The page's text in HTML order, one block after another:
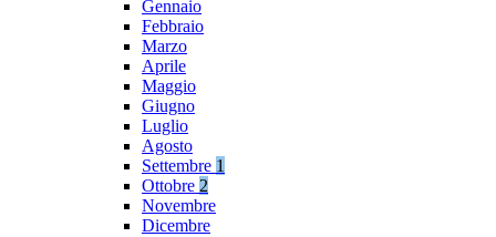
Gennaio
Febbraio
Marzo
Aprile
Maggio
Giugno
Luglio
Agosto
Settembre 1
Ottobre 2
Novembre
Dicembre